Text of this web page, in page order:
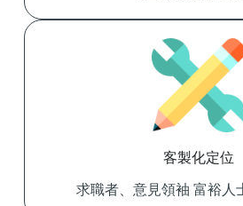
客製化定位
求職者、意見領袖 富裕人